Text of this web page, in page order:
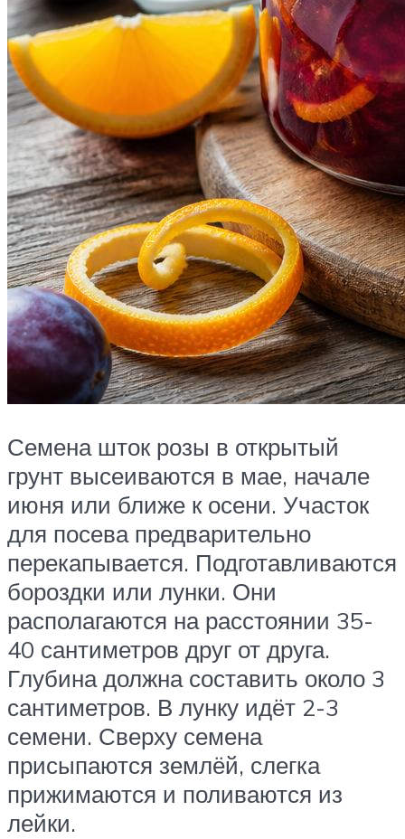
Семена шток розы в открытый
грунт высеиваются в мае, начале
июня или ближе к осени. Участок
для посева предварительно
перекапывается. Подготавливаются
бороздки или лунки. Они
располагаются на расстоянии 35-
40 сантиметров друг от друга.
Глубина должна составить около 3
сантиметров. В лунку идёт 2-3
семени. Сверху семена
присыпаются землёй, слегка
прижимаются и поливаются из
лейки.